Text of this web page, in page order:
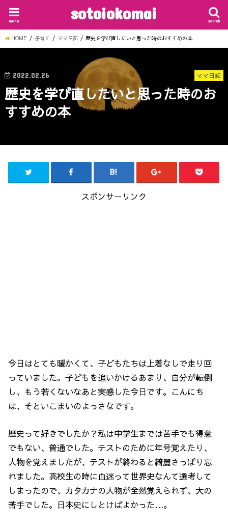
sotoiokomai search
menu
HOME 子育て ママ日記 歴史を学び直したいと思った時のおすすめの本
ママ日記
2022.02.26
歴史を学び直したいと思った時のお
すすめの本
スポンサーリンク
今日はとても暖かくて、子どもたちは上着なしで走り回
っていました。子どもを追いかけるあまり、自分が転倒
し、もう若くないなあと実感した今日です。こんにち
は、そといこまいのよっさなです。
歴史って好きでしたか？私は中学生までは苦手でも得意
でもない、普通でした。テストのために年号覚えたり、
人物を覚えましたが、テストが終わると綺麗さっぱり忘
れました。高校生の時に血迷って世界史なんて選考して
しまったので、カタカナの人物が全然覚えられず、大の
苦手でした。日本史にしとけばよかった…。